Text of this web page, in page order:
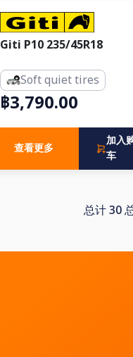
Giti P10 235/45R18
Soft quiet tires
฿3,790.00
查看更多
加入
车
总计 30